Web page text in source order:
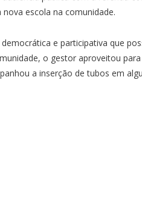
escola na comunidade.
e participativa que
o gestor aproveitou
a inserção de tubos em